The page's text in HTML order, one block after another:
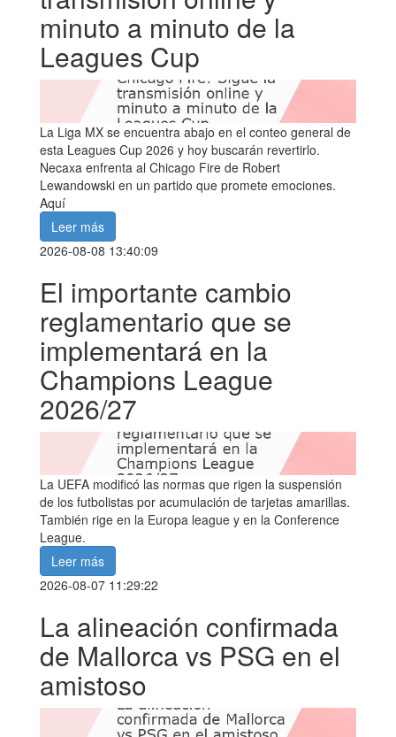
minuto a minuto de la
Leagues Cup
La Liga MX se encuentra abajo en el conteo general de
esta Leagues Cup 2026 y hoy buscarán revertirlo.
Necaxa enfrenta al Chicago Fire de Robert
Lewandowski en un partido que promete emociones.
Aquí
Leer más
2026-08-08 13:40:09
El importante cambio
reglamentario que se
implementará en la
Champions League
2026/27
La UEFA modificó las normas que rigen la suspensión
de los futbolistas por acumulación de tarjetas amarillas.
También rige en la Europa league y en la Conference
League.
Leer más
2026-08-07 11:29:22
La alineación confirmada
de Mallorca vs PSG en el
amistoso